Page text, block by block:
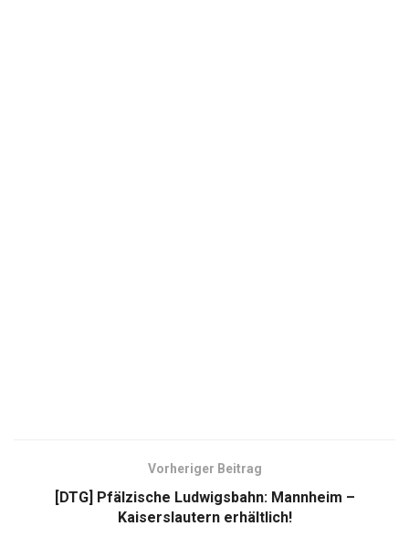
Vorheriger Beitrag
[DTG] Pfälzische Ludwigsbahn: Mannheim –
Kaiserslautern erhältlich!